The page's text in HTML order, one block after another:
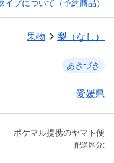
イプについて（予約商品）
果物 梨（なし）
あきづき
愛媛県
ポケマル提携のヤマト便
配送区分: